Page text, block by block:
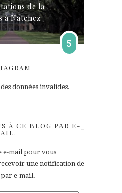
de la
à Natchez
5
données invalides.
À CE BLOG PAR E-
e-mail pour vous
une notification de
e-mail.